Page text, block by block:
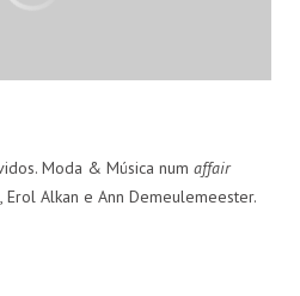
Moda & Música num affair
Alkan e Ann Demeulemeester.